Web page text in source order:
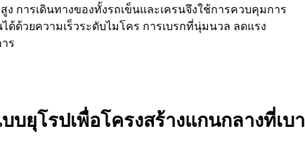
การเดินทางของทั้งรถเข็นและเครนจึงใช้การควบคุมการ
ด้วยความเร็วระดับไมโคร การเบรกที่นุ่มนวล ลดแรง
ร
ยุโรปเพื่อโครงสร้างแกนกลางที่เบา